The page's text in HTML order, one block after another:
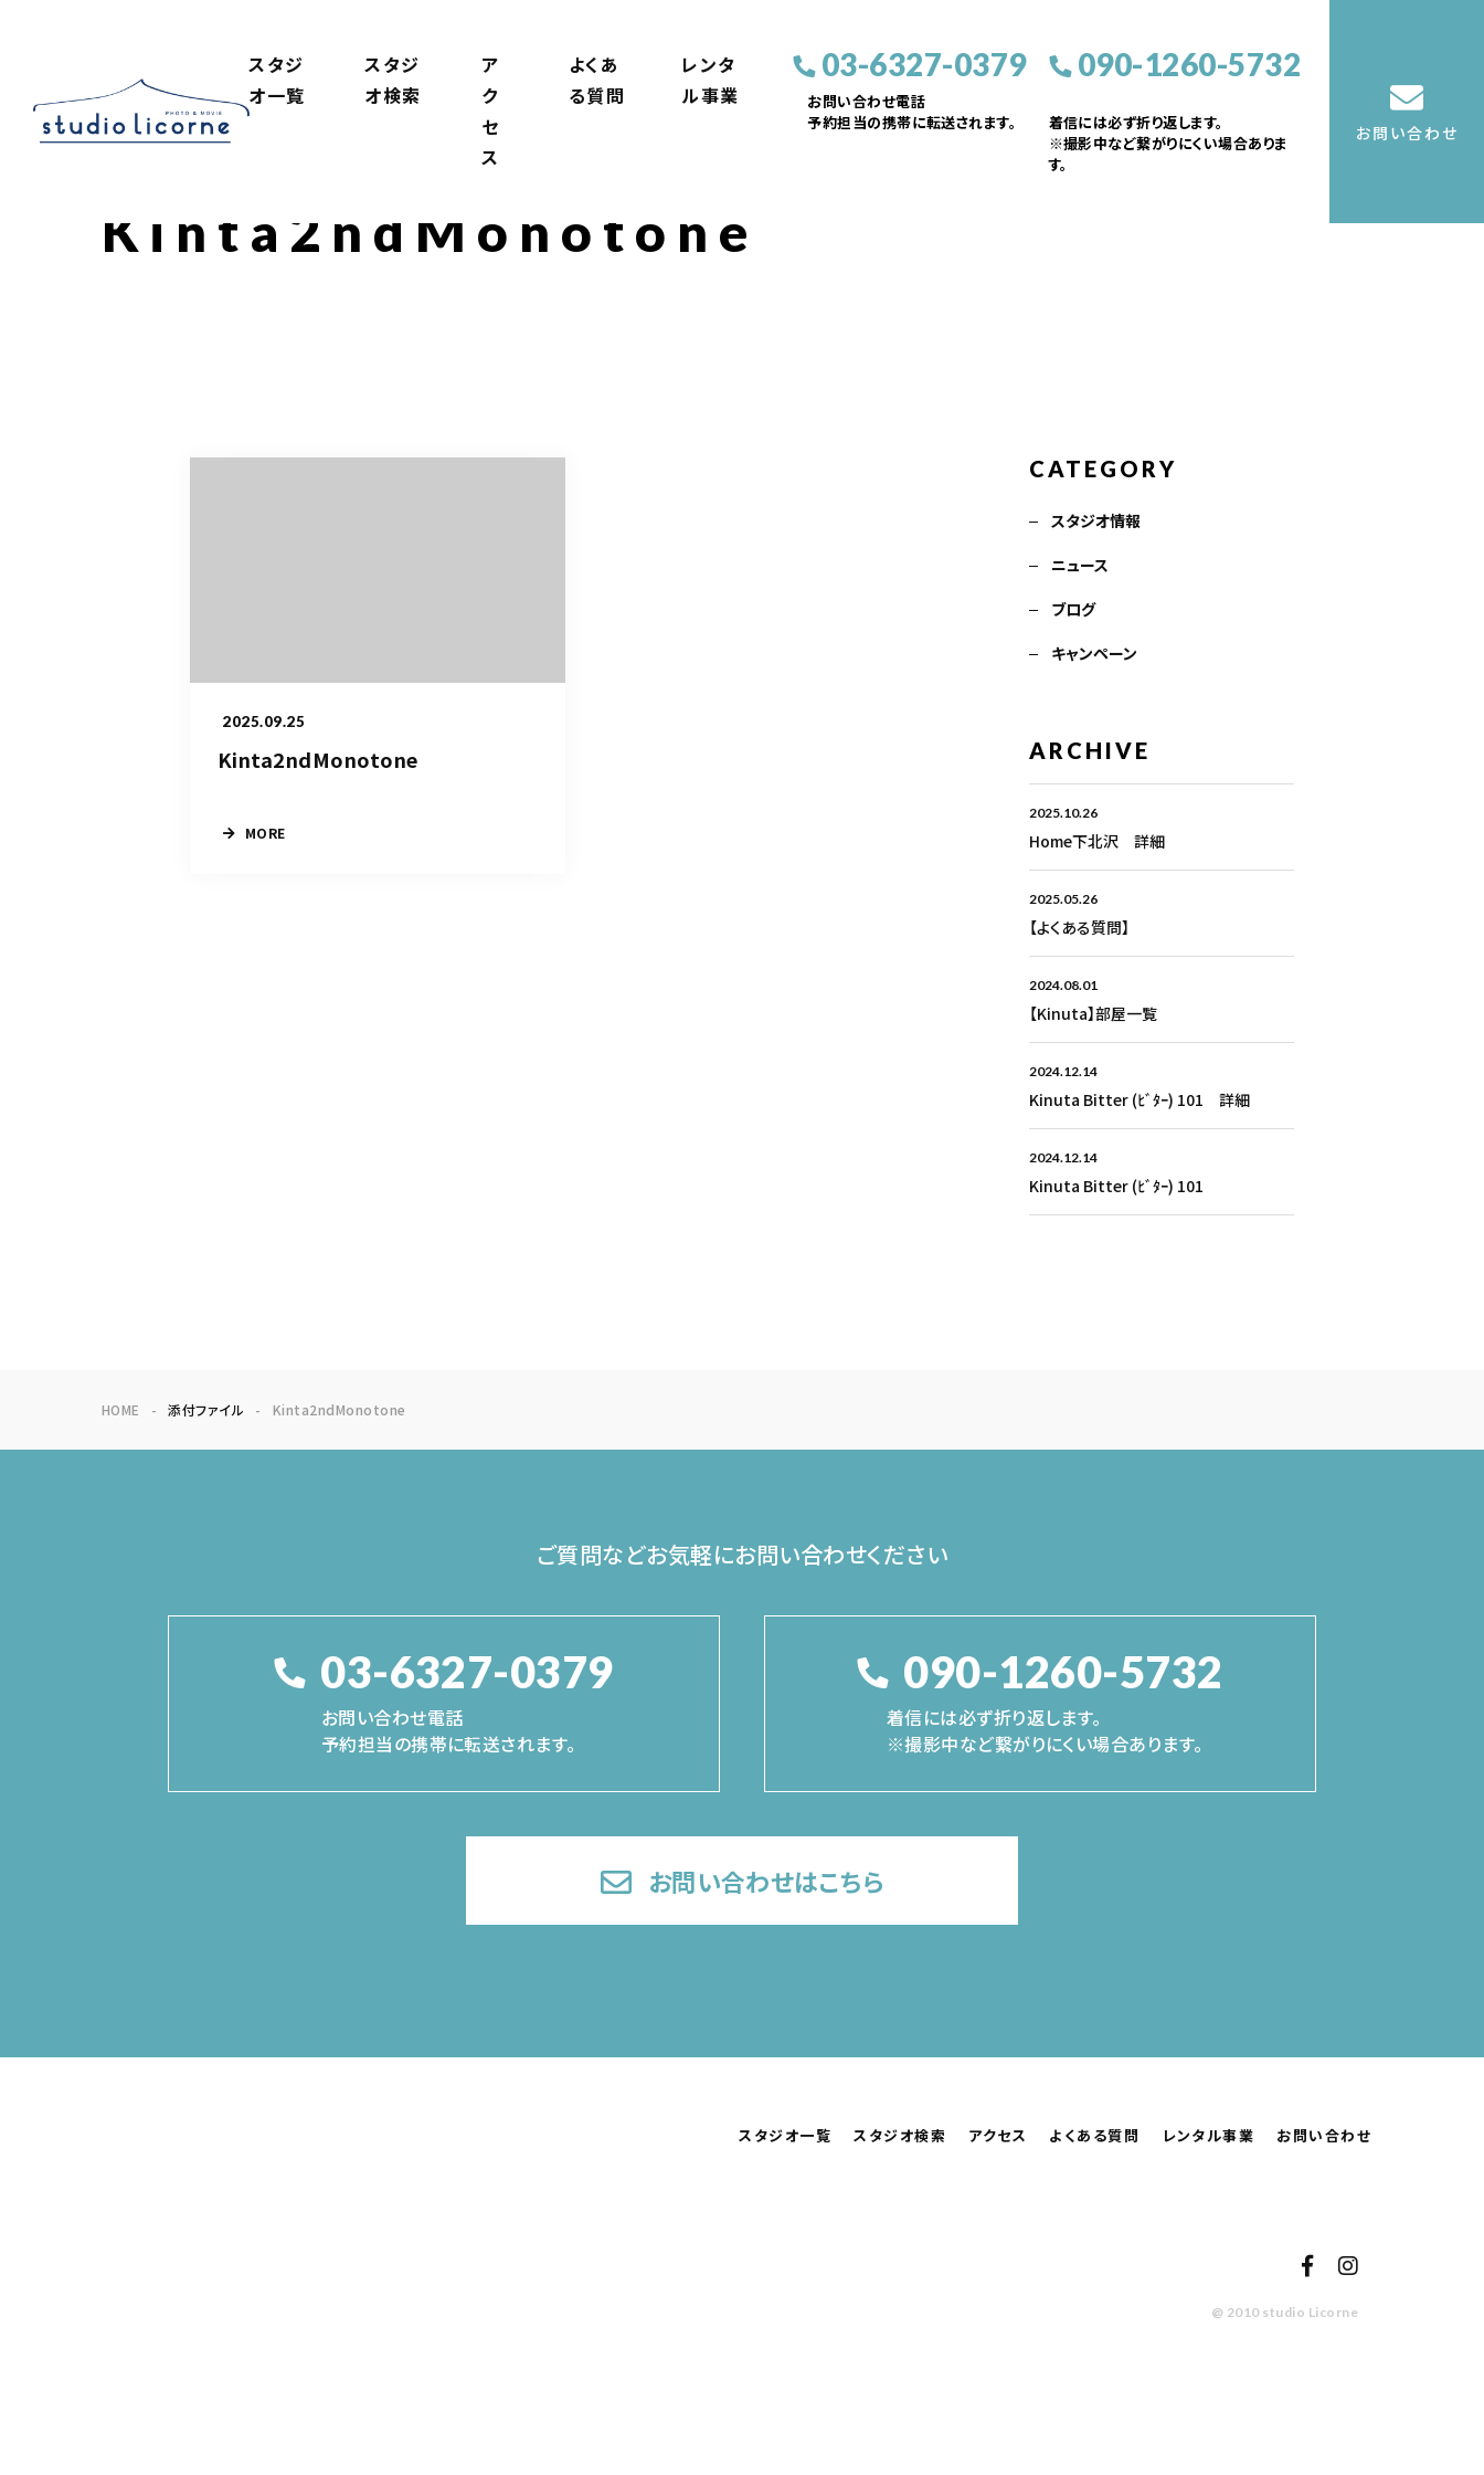
スタジ
オ一覧
スタジ
オ検索
ア
ク
セ
ス
よくあ
る質問
レンタ
ル事業
03-6327-0379
お問い合わせ電話
予約担当の携帯に転送されます。
090-1260-5732
着信には必ず折り返します。
※撮影中など繋がりにくい場合ありま
す。
お問い合わせ
Kinta2ndMonotone
2025.09.25
Kinta2ndMonotone
MORE
CATEGORY
スタジオ情報
ニュース
ブログ
キャンペーン
ARCHIVE
2025.10.26
Home下北沢 詳細
2025.05.26
【よくある質問】
2024.08.01
【Kinuta】部屋一覧
2024.12.14
Kinuta Bitter (ﾋﾞﾀｰ) 101 詳細
2024.12.14
Kinuta Bitter (ﾋﾞﾀｰ) 101
HOME 添付ファイル Kinta2ndMonotone
ご質問などお気軽にお問い合わせください
03-6327-0379
お問い合わせ電話
予約担当の携帯に転送されます。
090-1260-5732
着信には必ず折り返します。
※撮影中など繋がりにくい場合あります。
お問い合わせはこちら
スタジオ一覧 スタジオ検索 アクセス よくある質問 レンタル事業 お問い合わせ
@ 2010 studio Licorne